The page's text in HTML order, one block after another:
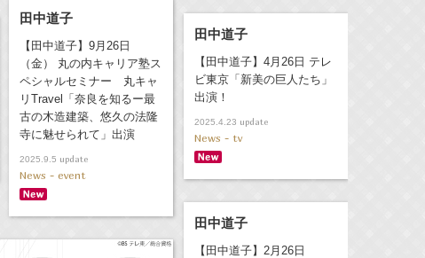
田中道子
【田中道子】9月26日
（金） 丸の内キャリア塾ス
ペシャルセミナー 丸キャ
リTravel「奈良を知るー最
古の木造建築、悠久の法隆
寺に魅せられて」出演
2025.9.5 update
News - event
田中道子
【田中道子】4月26日 テレ
ビ東京「新美の巨人たち」
出演！
2025.4.23 update
News - tv
田中道子
【田中道子】2月26日